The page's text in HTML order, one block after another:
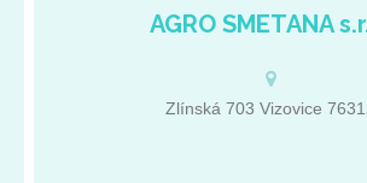
Zaměřujeme se na prodej a servis zahradní,
parkových ploch, vysokých travnatých
Provádíme broušení a výrobu řetězů pro
AGRO SMETANA
Zlínská 703 Vizovice